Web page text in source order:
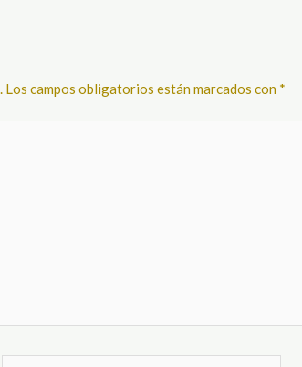
Los campos obligatorios están marcados con *